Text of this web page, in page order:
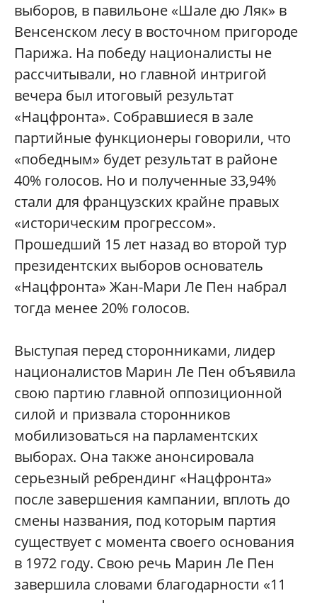
выборов, в павильоне «Шале дю Ляк» в
Венсенском лесу в восточном пригороде
Парижа. На победу националисты не
рассчитывали, но главной интригой
вечера был итоговый результат
«Нацфронта». Собравшиеся в зале
партийные функционеры говорили, что
«победным» будет результат в районе
40% голосов. Но и полученные 33,94%
стали для французских крайне правых
«историческим прогрессом».
Прошедший 15 лет назад во второй тур
президентских выборов основатель
«Нацфронта» Жан-Мари Ле Пен набрал
тогда менее 20% голосов.
Выступая перед сторонниками, лидер
националистов Марин Ле Пен объявила
свою партию главной оппозиционной
силой и призвала сторонников
мобилизоваться на парламентских
выборах. Она также анонсировала
серьезный ребрендинг «Нацфронта»
после завершения кампании, вплоть до
смены названия, под которым партия
существует с момента своего основания
в 1972 году. Свою речь Марин Ле Пен
завершила словами благодарности «11